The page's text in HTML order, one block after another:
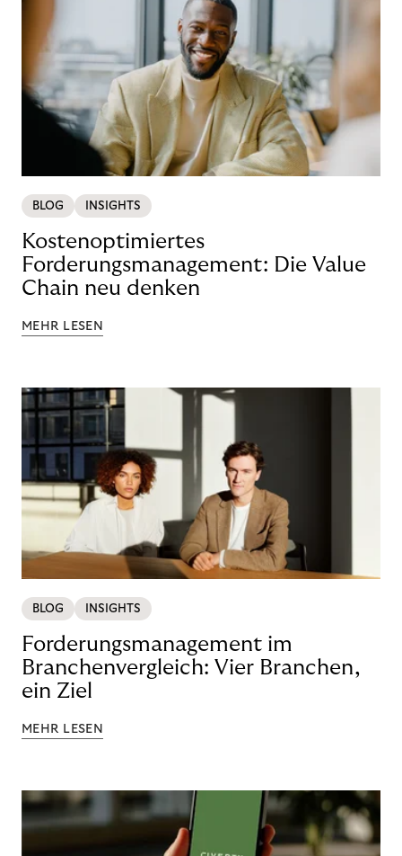
BLOG INSIGHTS
Kostenoptimiertes
Forderungsmanagement: Die Value
Chain neu denken
MEHR LESEN
BLOG INSIGHTS
Forderungsmanagement im
Branchenvergleich: Vier Branchen,
ein Ziel
MEHR LESEN